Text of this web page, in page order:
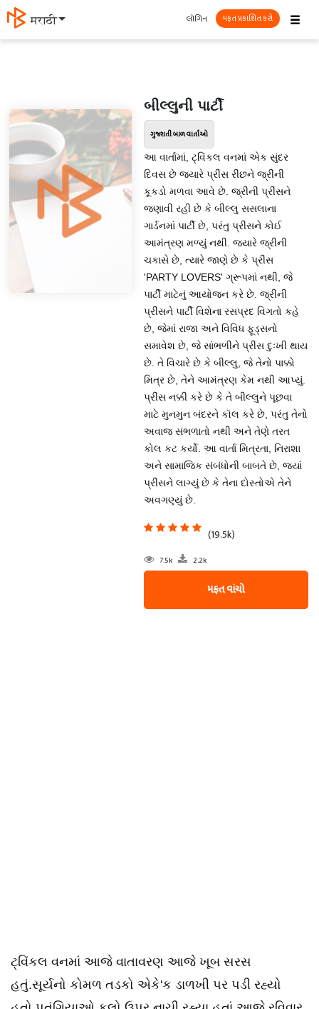
मराठी ☰
લૉગિન મફત પ્રકાશિત કરો
બીલ્લુની પાર્ટી
ગુજરાતી બાળ વાર્તાઓ
આ વાર્તામાં, ટ્વિંકલ વનમાં એક સુંદર
દિવસ છે જ્યારે પ્રીંસ રીંછને જ્રીની
કૂકડો મળવા આવે છે. જ્રીની પ્રીંસને
જણાવી રહી છે કે બીલ્લુ સસલાના
ગાર્ડનમાં પાર્ટી છે, પરંતુ પ્રીંસને કોઈ
આમંત્રણ મળ્યું નથી. જ્યારે જ્રીની
ચકાસે છે, ત્યારે જાણે છે કે પ્રીંસ
'PARTY LOVERS' ગ્રૂપમાં નથી, જે
પાર્ટી માટેનું આયોજન કરે છે. જ્રીની
પ્રીંસને પાર્ટી વિશેના રસપ્રદ વિગતો કહે
છે, જેમાં રાજા અને વિવિધ ફૂડ્સનો
સમાવેશ છે, જે સાંભળીને પ્રીંસ દુઃખી થાય
છે. તે વિચારે છે કે બીલ્લુ, જે તેનો પાક્કો
મિત્ર છે, તેને આમંત્રણ કેમ નથી આપ્યું.
પ્રીંસ નક્કી કરે છે કે તે બીલ્લુને પૂછવા
માટે મુનમુન બંદરને કૉલ કરે છે, પરંતુ તેનો
અવાજ સંભળાતો નથી અને તેણે તરત
કોલ કટ કર્યો. આ વાર્તા મિત્રતા, નિરાશા
અને સામાજિક સંબંધોની બાબતે છે, જ્યાં
પ્રીંસને લાગ્યું છે કે તેના દોસ્તોએ તેને
અવગણ્યું છે.
(19.5k)
7.5k 2.2k
મફત વાંચો
ટ્વિંકલ વનમાં આજે વાતાવરણ આજે ખૂબ સરસ
હતું.સૂર્યનો કોમળ તડકો એકે'ક ડાળખી પર પડી રહ્યો